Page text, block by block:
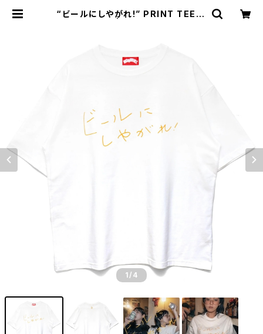
“ビールにしやがれ!” PRINT TEE w
1 /4